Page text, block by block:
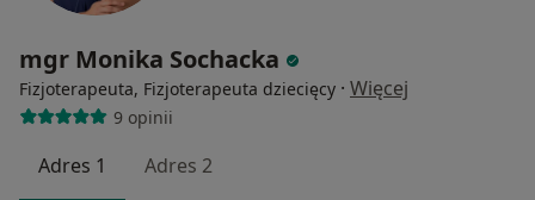
mgr Monika Sochacka
Fizjoterapeuta, Fizjoterapeuta dziecięcy · Więcej
9 opinii
Adres 1 Adres 2